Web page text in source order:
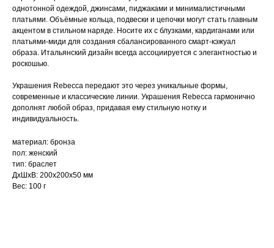
однотонной одеждой, джинсами, пиджаками и минималистичными
платьями. Объёмные кольца, подвески и цепочки могут стать главным
акцентом в стильном наряде. Носите их с блузками, кардиганами или
платьями-миди для создания сбалансированного смарт-кэжуал
образа. Итальянский дизайн всегда ассоциируется с элегантностью и
роскошью.
Украшения Rebecca передают это через уникальные формы,
современные и классические линии. Украшения Rebecca гармонично
дополнят любой образ, придавая ему стильную нотку и
индивидуальность.
материал: бронза
пол: женский
тип: браслет
ДxШxВ: 200x200x50 мм
Вес: 100 г